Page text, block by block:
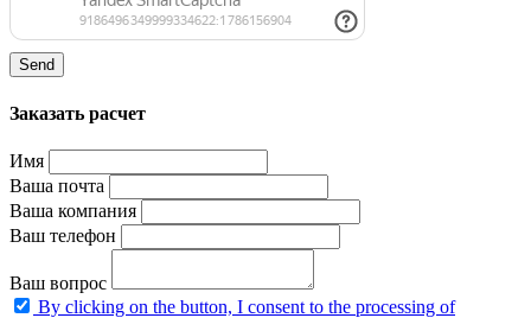
Send
Заказать расчет
Имя
Ваша почта
Ваша компания
Ваш телефон
Ваш вопрос
By clicking on the button, I consent to the processing of